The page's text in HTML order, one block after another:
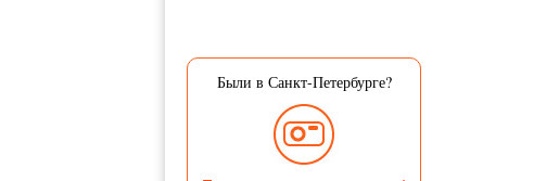
Были в Санкт-Петербурге?